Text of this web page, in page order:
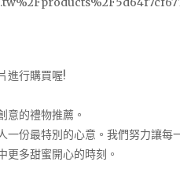
進行購買喔!
意的禮物推薦。
一份最特別的心意。我們努力讓每
更多甜蜜開心的時刻。